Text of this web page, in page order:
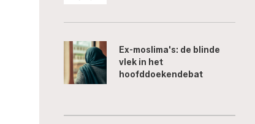
Ex-moslima's: de blinde
vlek in het
hoofddoekendebat